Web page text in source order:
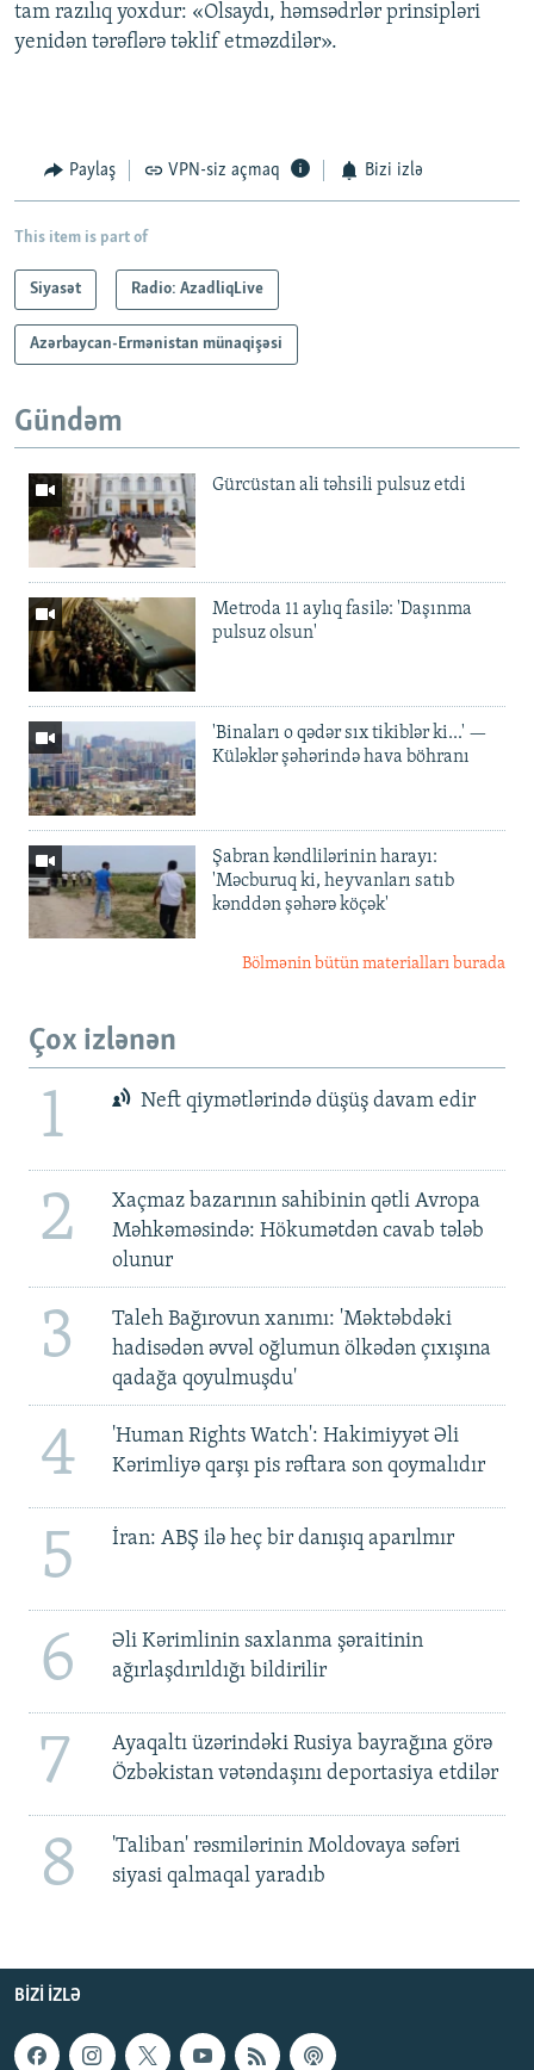
tam razılıq yoxdur: «Olsaydı, həmsədrlər prinsipləri
yenidən tərəflərə təklif etməzdilər».
Paylaş VPN-siz açmaq Bizi izlə
This item is part of
Siyasət Radio: AzadliqLive
Azərbaycan-Ermənistan münaqişəsi
Gündəm
Gürcüstan ali təhsili pulsuz etdi
Metroda 11 aylıq fasilə: 'Daşınma
pulsuz olsun'
'Binaları o qədər sıx tikiblər ki...' —
Küləklər şəhərində hava böhranı
Şabran kəndlilərinin harayı:
'Məcburuq ki, heyvanları satıb
kənddən şəhərə köçək'
Bölmənin bütün materialları burada
Çox izlənən
1 Neft qiymətlərində düşüş davam edir
2
Xaçmaz bazarının sahibinin qətli Avropa
Məhkəməsində: Hökumətdən cavab tələb
olunur
3
Taleh Bağırovun xanımı: 'Məktəbdəki
hadisədən əvvəl oğlumun ölkədən çıxışına
qadağa qoyulmuşdu'
4
'Human Rights Watch': Hakimiyyət Əli
Kərimliyə qarşı pis rəftara son qoymalıdır
5 İran: ABŞ ilə heç bir danışıq aparılmır
6
Əli Kərimlinin saxlanma şəraitinin
ağırlaşdırıldığı bildirilir
7
Ayaqaltı üzərindəki Rusiya bayrağına görə
Özbəkistan vətəndaşını deportasiya etdilər
8
'Taliban' rəsmilərinin Moldovaya səfəri
siyasi qalmaqal yaradıb
BIZI IZLƏ